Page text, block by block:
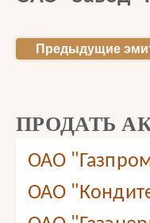
Предыдущие
ПРОДАТЬ
ОАО
ОАО